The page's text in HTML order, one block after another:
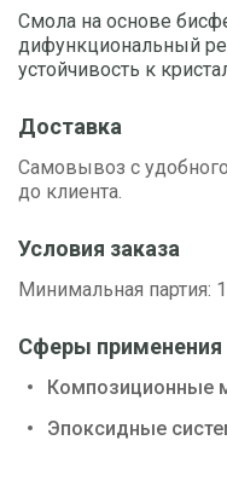
Смола на основе
дифункциональный
устойчивость к
Доставка
Самовывоз с
до клиента.
Условия заказа
Минимальная партия:
Сферы применения
Композиционные
Эпоксидные